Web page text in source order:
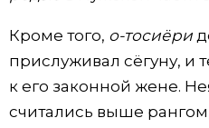
Кроме того, о-тосиёри
прислуживал сёгуну, и
к его законной жене.
считались выше